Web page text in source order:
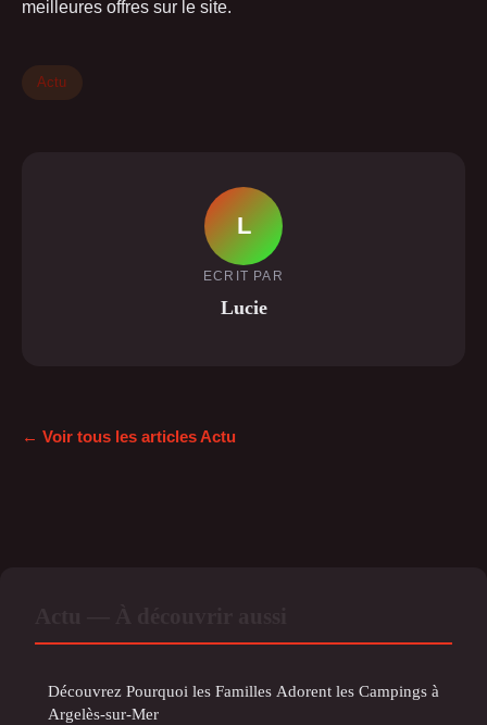
meilleures offres sur le site.
Actu
L
ECRIT PAR
Lucie
← Voir tous les articles Actu
Découvrez Pourquoi les Familles Adorent les Campings à
Argelès-sur-Mer